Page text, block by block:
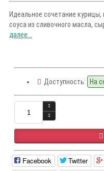
Идеальное сочетание курицы,
соуса из сливочного масла,
далее...
Доступность: На
Facebook Twitter